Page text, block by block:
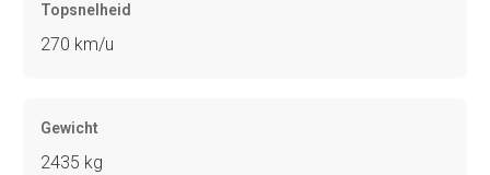
Topsnelheid
270 km/u
Gewicht
2435 kg